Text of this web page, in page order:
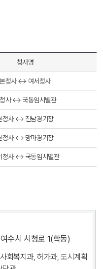
청사명
본청사 ↔ 여서청사
사 ↔ 국동임시별관
청사 ↔ 진남경기장
청사 ↔ 망마경기장
청사 ↔ 국동임시별관
수시 시청로 1(학동)
회복지과, 허가과, 도시계획